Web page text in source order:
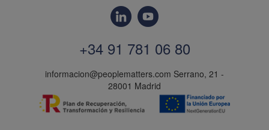
+34 91 781 06 80
informacion@peoplematters.com Serrano, 21 -
28001 Madrid